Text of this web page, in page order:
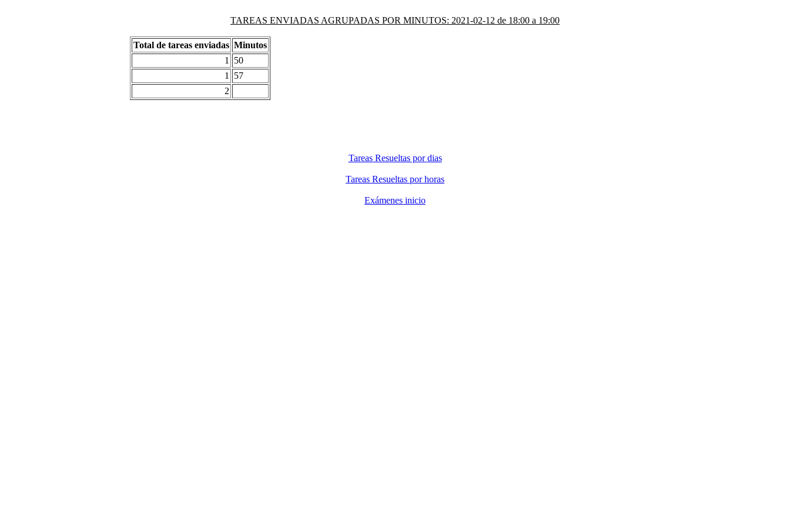
TAREAS ENVIADAS AGRUPADAS POR MINUTOS: 2021-02-12 de 18:00 a 19:00
Total de tareas enviadas Minutos
1
50
1
57
2
Tareas Resueltas por dias
Tareas Resueltas por horas
Exámenes inicio